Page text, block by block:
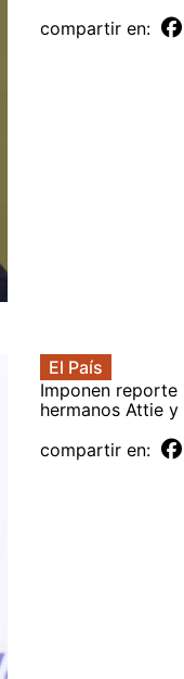
compartir en:
El País
Imponen
hermanos Attie y
compartir en: